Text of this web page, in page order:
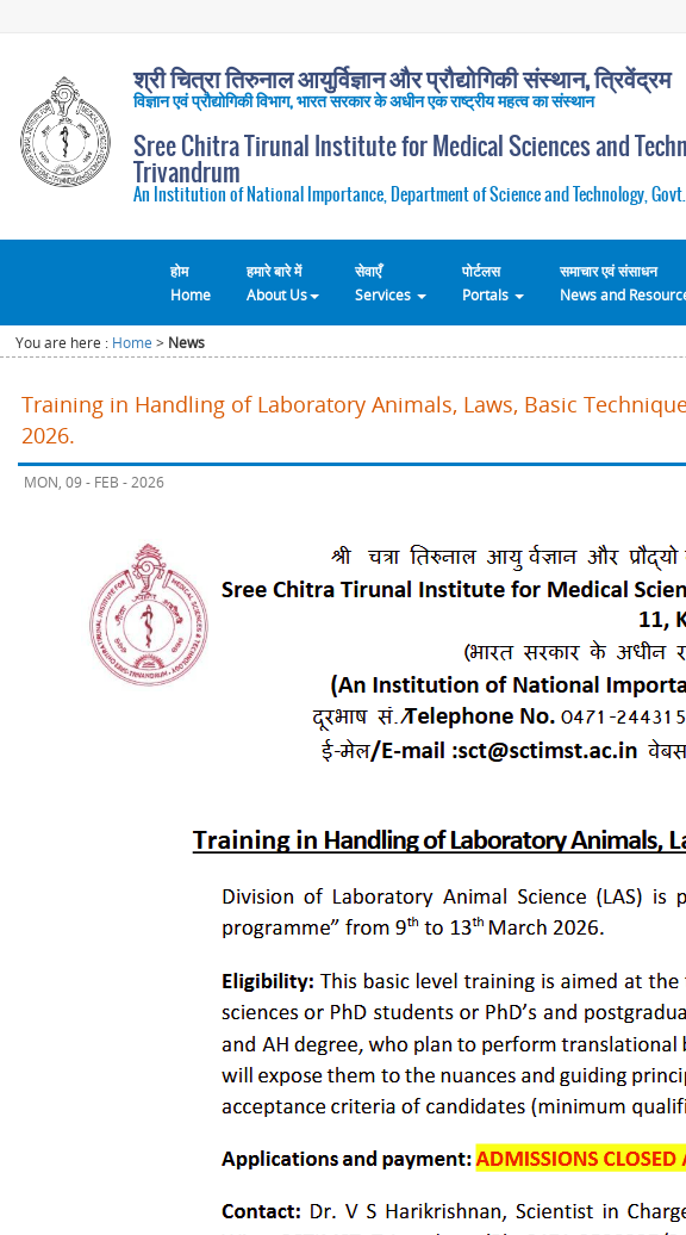
श्री चित्रा तिरुनाल आयुर्विज्ञान और प्रौद्योगिकी संस्थान, त्रिवेंद्रम
विज्ञान एवं प्रौद्योगिकी विभाग, भारत सरकार के अधीन एक राष्ट्रीय महत्व का संस्थान
Sree Chitra Tirunal Institute for Medical Sciences and
Trivandrum
An Institution of National Importance, Department of Science and Technology,
होम
Home
हमारे बारे में
About Us
सेवाएँ
Services
पोर्टलस
Portals
समाचार एवं संसाधन
News and
You are here : Home > News
Training in Handling of Laboratory Animals, Laws, Basic
2026.
MON, 09 - FEB - 2026